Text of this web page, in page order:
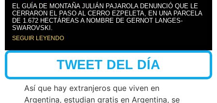
EL GUÍA DE MONTAÑA JULIÁN PAJAROLA DENUNCIÓ QUE LE
CERRARON EL PASO AL CERRO EZPELETA, EN UNA PARCELA
DE 1.672 HECTÁREAS A NOMBRE DE GERNOT LANGES-
SWAROVSKI.
SEGUIR LEYENDO
TWEET DEL DÍA
Así que hay extranjeros que viven en
Argentina, estudian gratis en Argentina, se